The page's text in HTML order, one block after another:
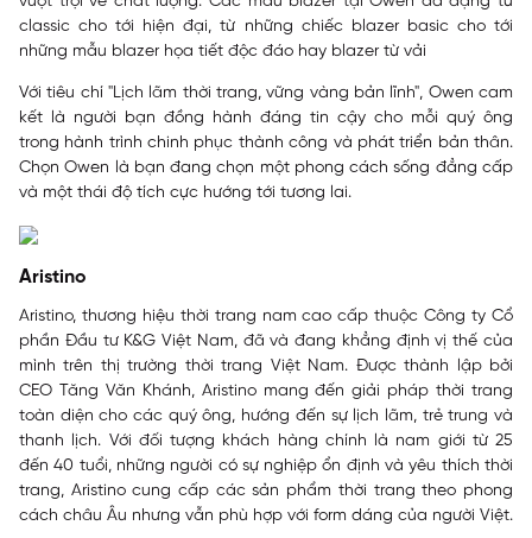
classic cho tới hiện đại, từ những chiếc blazer basic cho tới
những mẫu blazer họa tiết độc đáo hay blazer từ vải
Với tiêu chí "Lịch lãm thời trang, vững vàng bản lĩnh", Owen cam
kết là người bạn đồng hành đáng tin cậy cho mỗi quý ông
trong hành trình chinh phục thành công và phát triển bản thân.
Chọn Owen là bạn đang chọn một phong cách sống đẳng cấp
và một thái độ tích cực hướng tới tương lai.
Aristino
Aristino, thương hiệu thời trang nam cao cấp thuộc Công ty Cổ
phần Đầu tư K&G Việt Nam, đã và đang khẳng định vị thế của
mình trên thị trường thời trang Việt Nam. Được thành lập bởi
CEO Tăng Văn Khánh, Aristino mang đến giải pháp thời trang
toàn diện cho các quý ông, hướng đến sự lịch lãm, trẻ trung và
thanh lịch. Với đối tượng khách hàng chính là nam giới từ 25
đến 40 tuổi, những người có sự nghiệp ổn định và yêu thích thời
trang, Aristino cung cấp các sản phẩm thời trang theo phong
cách châu Âu nhưng vẫn phù hợp với form dáng của người Việt.